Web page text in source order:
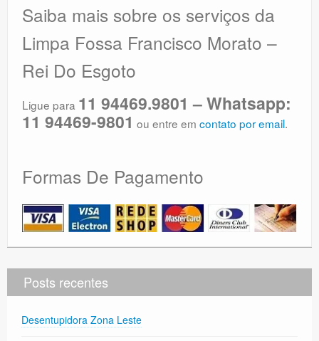
Saiba mais sobre os serviços da
Limpa Fossa Francisco Morato –
Rei Do Esgoto
Ligue para 11 94469.9801 – Whatsapp:
11 94469-9801 ou entre em contato por email.
Formas De Pagamento
Posts recentes
Desentupidora Zona Leste